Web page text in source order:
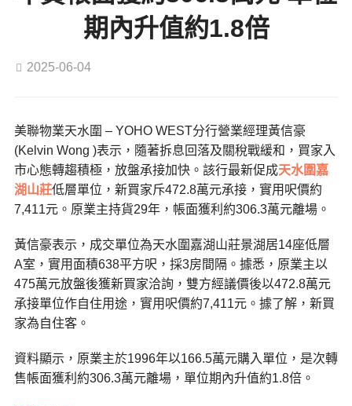
期內升值約1.8倍
2025-06-04
美聯物業天水圍 – YOHO WEST分行營業經理黃信豪
(Kelvin Wong )表示，隨著拆息回落及關稅戰緩和，買家入
市心態轉趨積極，放盤承接加快。該行最新促成天水圍嘉
湖山莊低層單位，新買家斥472.8萬元承接，實用呎價約
7,411元。原業主持貨29年，帳面獲利約306.3萬元離場。
黃信豪表示，成交單位為天水圍嘉湖山莊景湖居14座低層
A室，實用面積638平方呎，採3房間隔。據悉，原業主以
475萬元放盤後獲新買家洽詢，雙方經議價後以472.8萬元
承接單位作自住用途，實用呎價約7,411元。據了解，新買
家為自住客。
資料顯示，原業主於1996年以166.5萬元購入單位，是次轉
售帳面獲利約306.3萬元離場，單位期內升值約1.8倍。